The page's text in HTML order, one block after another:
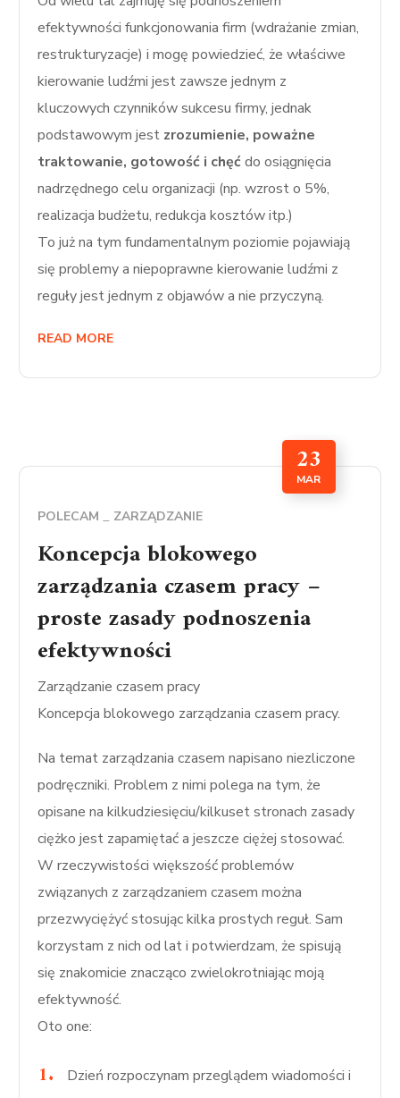
efektywności funkcjonowania firm (wdrażanie zmian,
restrukturyzacje) i mogę powiedzieć, że właściwe
kierowanie ludźmi jest zawsze jednym z
kluczowych czynników sukcesu firmy, jednak
podstawowym jest zrozumienie, poważne
traktowanie, gotowość i chęćdo osiągnięcia
nadrzędnego celu organizacji (np. wzrost o 5%,
realizacja budżetu, redukcja kosztów itp.)
To już na tym fundamentalnym poziomie pojawiają
się problemy a niepoprawne kierowanie ludźmi z
reguły jest jednym z objawów a nie przyczyną.
READ MORE
23
MAR
POLECAM ZARZĄDZANIE
Koncepcja blokowego
zarządzania czasem pracy –
proste zasady podnoszenia
efektywności
Zarządzanie czasem pracy
Koncepcja blokowego zarządzania czasem pracy.
Na temat zarządzania czasem napisano niezliczone
podręczniki. Problem z nimi polega na tym, że
opisane na kilkudziesięciu/kilkuset stronach zasady
ciężko jest zapamiętać a jeszcze ciężej stosować.
W rzeczywistości większość problemów
związanych z zarządzaniem czasem można
przezwyciężyć stosując kilka prostych reguł. Sam
korzystam z nich od lat i potwierdzam, że spisują
się znakomicie znacząco zwielokrotniając moją
efektywność.
Oto one:
Dzień rozpoczynam przeglądem wiadomości i